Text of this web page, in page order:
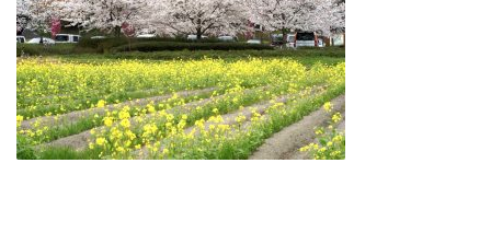
SEIHO NAGAFUCHIプロフィール
お問い合わせ